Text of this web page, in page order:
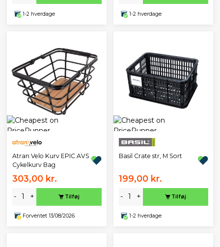
1-2 hverdage 1-2 hverdage
Atran Velo Kurv EPIC AVS
Cykelkurv Bag
303,00 kr.
- + Tilføj
Forventet 13/08/2026
Basil Crate str, M Sort
199,00 kr.
- + Tilføj
1-2 hverdage